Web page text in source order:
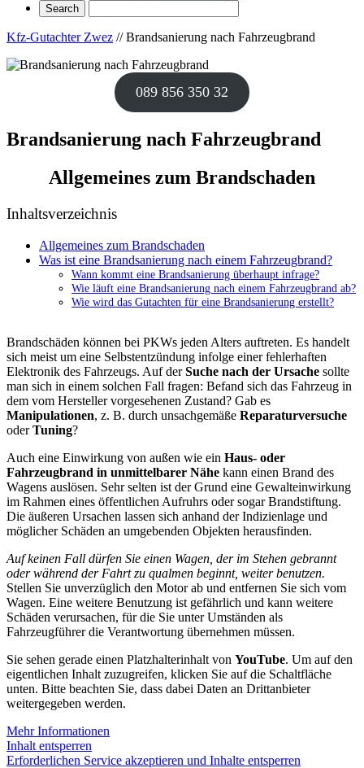
Kfz-Gutachter Zwez //Brandsanierung nach Fahrzeugbrand
089 856 350 32
Brandsanierung nach Fahrzeugbrand
Allgemeines zum Brandschaden
Inhaltsverzeichnis
Allgemeines zum Brandschaden
Was ist eine Brandsanierung nach einem Fahrzeugbrand?
Wann kommt eine Brandsanierung überhaupt infrage?
Wie läuft eine Brandsanierung nach einem Fahrzeugbrand ab?
Wie wird das Gutachten für eine Brandsanierung erstellt?
Brandschäden können bei PKWs jeden Alters auftreten. Es handelt
sich meist um eine Selbstentzündung infolge einer fehlerhaften
Elektronik des Fahrzeugs. Auf derSuche nach der Ursache sollte
man sich in einem solchen Fall fragen: Befand sich das Fahrzeug in
dem vom Hersteller vorgesehenen Zustand? Gab es
Manipulationen, z. B. durch unsachgemäße Reparaturversuche
oderTuning?
Auch eine Einwirkung von außen wie ein Haus- oder
Fahrzeugbrand in unmittelbarer Nähe kann einen Brand des
Wagens auslösen. Sehr selten ist der Grund eine Gewalteinwirkung
im Rahmen eines öffentlichen Aufruhrs oder sogar Brandstiftung.
Die äußeren Ursachen lassen sich anhand der Indizienlage und
möglicher Schäden an umgebenden Objekten herausfinden.
Auf keinen Fall dürfen Sie einen Wagen, der im Stehen gebrannt
oder während der Fahrt zu qualmen beginnt, weiter benutzen.
Stellen Sie unverzüglich den Motor ab und entfernen Sie sich vom
Wagen. Eine weitere Benutzung ist gefährlich und kann weitere
Schäden verursachen, für die Sie unter Umständen als
Fahrzeugführer die Verantwortung übernehmen müssen.
Sie sehen gerade einen Platzhalterinhalt von YouTube. Um auf den
eigentlichen Inhalt zuzugreifen, klicken Sie auf die Schaltfläche
unten. Bitte beachten Sie, dass dabei Daten an Drittanbieter
weitergegeben werden.
Mehr Informationen
Inhalt entsperren
Erforderlichen Service akzeptieren und Inhalte entsperren